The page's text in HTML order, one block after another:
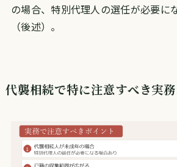
の場合、特別代理人の選任が必要に
（後述）。
代襲相続で特に注意すべき実